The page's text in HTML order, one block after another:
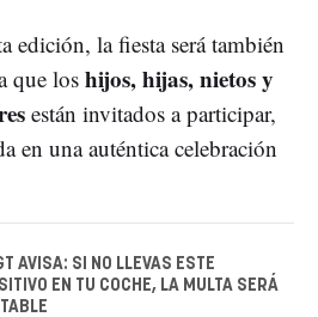
edición, la fiesta será también
que los hijos, hijas, nietos y
están invitados a participar,
en una auténtica celebración
AVISA: SI NO LLEVAS ESTE
EN TU COCHE, LA MULTA SERÁ